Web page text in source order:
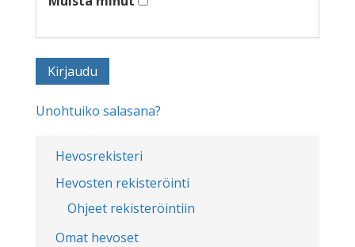
Hevosrekisteri
Hevosten rekisteröinti
Ohjeet rekisteröintiin
Omat hevoset
Unohtuiko salasana?